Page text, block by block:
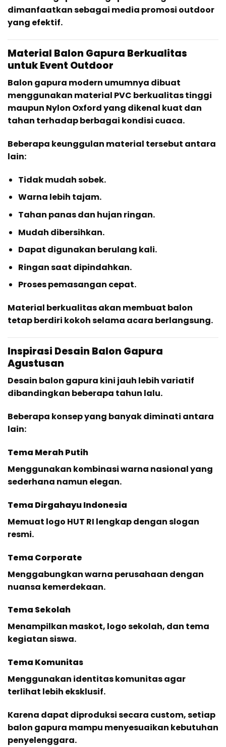
dimanfaatkan sebagai media promosi outdoor
yang efektif.
Material Balon Gapura Berkualitas
untuk Event Outdoor
Balon gapura modern umumnya dibuat
menggunakan material PVC berkualitas tinggi
maupun Nylon Oxford yang dikenal kuat dan
tahan terhadap berbagai kondisi cuaca.
Beberapa keunggulan material tersebut antara
lain:
Tidak mudah sobek.
Warna lebih tajam.
Tahan panas dan hujan ringan.
Mudah dibersihkan.
Dapat digunakan berulang kali.
Ringan saat dipindahkan.
Proses pemasangan cepat.
Material berkualitas akan membuat balon
tetap berdiri kokoh selama acara berlangsung.
Inspirasi Desain Balon Gapura
Agustusan
Desain balon gapura kini jauh lebih variatif
dibandingkan beberapa tahun lalu.
Beberapa konsep yang banyak diminati antara
lain:
Tema Merah Putih
Menggunakan kombinasi warna nasional yang
sederhana namun elegan.
Tema Dirgahayu Indonesia
Memuat logo HUT RI lengkap dengan slogan
resmi.
Tema Corporate
Menggabungkan warna perusahaan dengan
nuansa kemerdekaan.
Tema Sekolah
Menampilkan maskot, logo sekolah, dan tema
kegiatan siswa.
Tema Komunitas
Menggunakan identitas komunitas agar
terlihat lebih eksklusif.
Karena dapat diproduksi secara custom, setiap
balon gapura mampu menyesuaikan kebutuhan
penyelenggara.